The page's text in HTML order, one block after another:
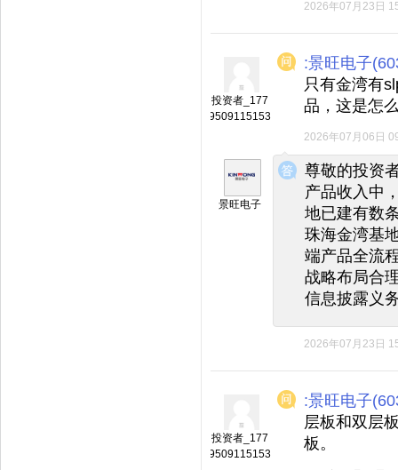
2026年07月23日
投资者_177
9509115153
:景旺电子
只有金湾有
品，这是怎
2026年07月06日
◆
◆
景旺电子
尊敬的投资
产品收入中
地已建有数
珠海金湾基
端产品全流
战略布局合
信息披露义
2026年07月23日
投资者_177
9509115153
:景旺电子
层板和双层
板。